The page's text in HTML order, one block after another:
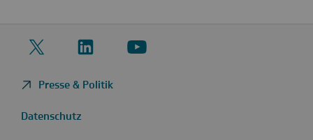
Twitter
LinkedIn
YouTube
Presse & Politik
Datenschutz